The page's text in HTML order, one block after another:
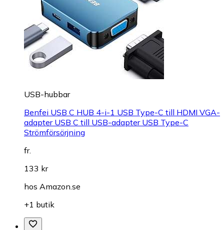
USB-hubbar
Benfei USB C HUB 4-i-1 USB Type-C till HDMI VGA-
adapter USB C till USB-adapter USB Type-C
Strömförsörjning
fr.
133 kr
hos Amazon.se
+1 butik